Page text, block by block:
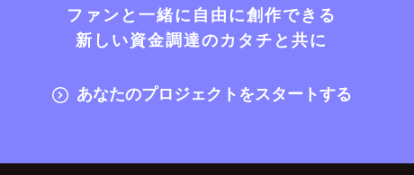
ファンと一緒に自由に創作できる
新しい資金調達のカタチと共に
あなたのプロジェクトをスタートする